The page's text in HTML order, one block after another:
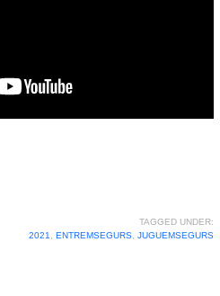
TAGGED UNDER:
2021, ENTREMSEGURS, JUGUEMSEGURS